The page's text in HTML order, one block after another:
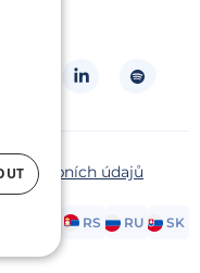
osobních údajů
RS RU SK